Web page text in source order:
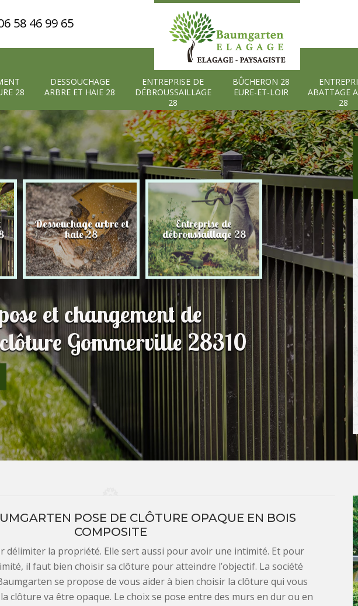
58 46 99 65
28
DESSOUCHAGE
ARBRE ET HAIE 28
ENTREPRISE DE
DÉBROUSSAILLAGE
28
BÛCHERON 28
EURE-ET-LOIR
ABATTAGE
28
Dessouchage arbre et
haie 28
Entreprise de
débroussaillage 28
Bûcheron 28
Loir
et changement de
Gommerville 28310
POSE DE CLÔTURE OPAQUE EN BOIS
COMPOSITE
délimiter la propriété. Elle sert aussi pour avoir une intimité. Et pour
il faut bien choisir sa clôture pour atteindre l’objectif. La société
se propose de vous aider à bien choisir la clôture qui vous
clôture va être opaque. Le choix se pose entre des murs en dur ou en